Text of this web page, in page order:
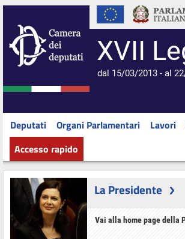
XVII
dal 15/03/2013 - al
Deputati Organi Parlamentari Lavori
Accesso rapido
La Presidente
Vai alla home page della